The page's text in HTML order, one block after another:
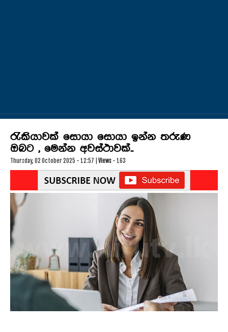
රැකියාවක් සොයා සොයා ඉන්න තරුණ
ඔබට , මෙන්න අවස්ථාවක්..
Thursday, 02 October 2025 - 12:57 | Views - 163